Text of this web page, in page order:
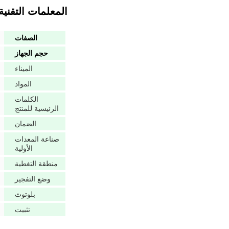
المعلمات
الصفات
حجم الجهاز
الميناء
المواد
الكلمات
الرئيسية للمنتج
الضمان
صناعة المعدات
الأولية
منطقة التغطية
وضع التفجير
بلوتوث
تثبيت